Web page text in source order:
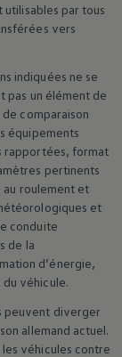
par tous
vers
indiquées ne se
pas un élément de
comparaison
équipements
rapportées, format
pertinents
au roulement et
et
conduite
de la
d’énergie,
du véhicule.
peuvent diverger
allemand actuel.
véhicules contre